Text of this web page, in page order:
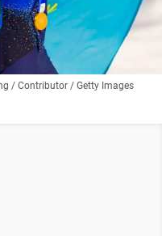
/ Contributor / Getty Images